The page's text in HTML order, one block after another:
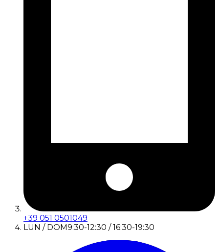
+39 051 0501049
LUN / DOM9:30-12:30 / 16:30-19:30